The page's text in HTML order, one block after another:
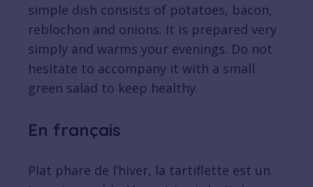
simple dish consists of potatoes, bacon,
reblochon and onions. It is prepared very
simply and warms your evenings. Do not
hesitate to accompany it with a small
green salad to keep healthy.
En français
Plat phare de l’hiver, la tartiflette est un